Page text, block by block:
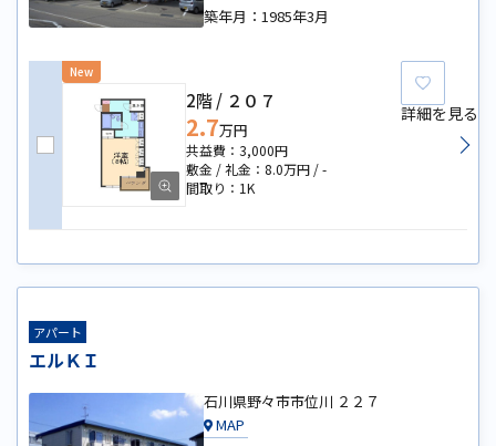
築年月：1985年3月
2階 ２０７
2.7万円
3,000円
8.0万円
-
1K
New
詳細を見る
アパート
エルＫＩ
石川県野々市市位川 ２２７
MAP